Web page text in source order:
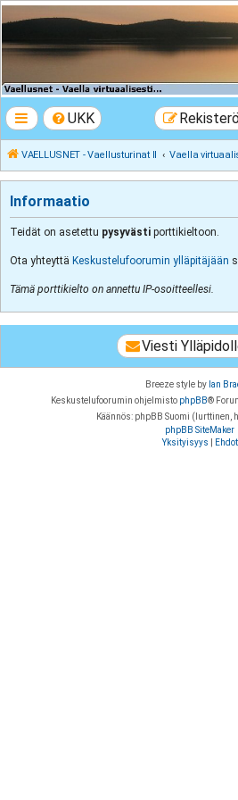
VAELLUSNET -
Vaellusturinat II
UKK
VAELLUSNET - Vaellusturinat II Vaella
Informaatio
Teidät on asetettu pysyvästi porttikieltoon.
Ota yhteyttä Keskustelufoorumin ylläpitäjään
Tämä porttikielto on annettu IP-osoitteellesi.
Viesti
Breeze style by Ian
Keskustelufoorumin ohjelmisto phpBB®
Käännös: phpBB Suomi (lurttinen,
phpBB SiteMaker
Yksityisyys
Ehdot